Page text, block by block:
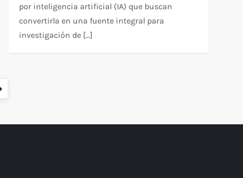
por inteligencia artificial (IA) que buscan
convertirla en una fuente integral para
investigación de […]